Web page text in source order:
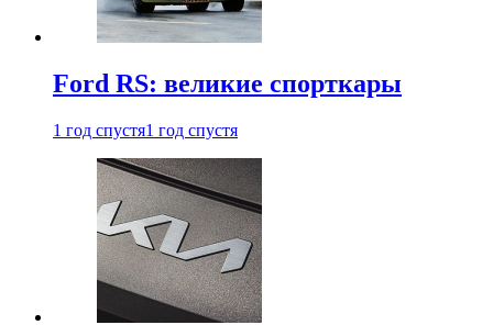
Ford RS: великие спорткары
1 год спустя1 год спустя